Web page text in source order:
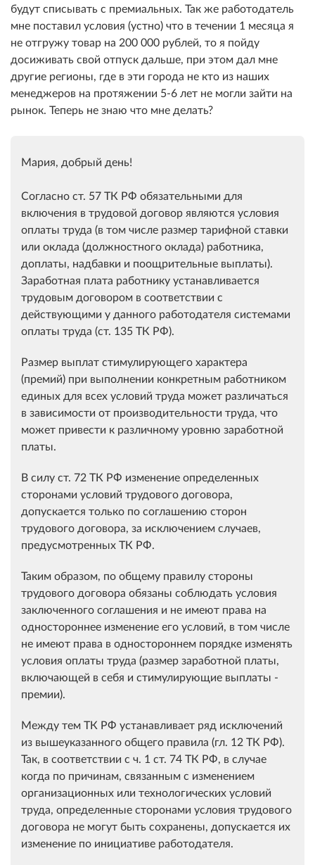
будут списывать с премиальных. Так же работодатель
мне поставил условия (устно) что в течении 1 месяца я
не отгружу товар на 200 000 рублей, то я пойду
досиживать свой отпуск дальше, при этом дал мне
другие регионы, где в эти города не кто из наших
менеджеров на протяжении 5-6 лет не могли зайти на
рынок. Теперь не знаю что мне делать?
Мария, добрый день!
Согласно ст. 57 ТК РФ обязательными для
включения в трудовой договор являются условия
оплаты труда (в том числе размер тарифной ставки
или оклада (должностного оклада) работника,
доплаты, надбавки и поощрительные выплаты).
Заработная плата работнику устанавливается
трудовым договором в соответствии с
действующими у данного работодателя системами
оплаты труда (ст. 135 ТК РФ).
Размер выплат стимулирующего характера
(премий) при выполнении конкретным работником
единых для всех условий труда может различаться
в зависимости от производительности труда, что
может привести к различному уровню заработной
платы.
В силу ст. 72 ТК РФ изменение определенных
сторонами условий трудового договора,
допускается только по соглашению сторон
трудового договора, за исключением случаев,
предусмотренных ТК РФ.
Таким образом, по общему правилу стороны
трудового договора обязаны соблюдать условия
заключенного соглашения и не имеют права на
одностороннее изменение его условий, в том числе
не имеют права в одностороннем порядке изменять
условия оплаты труда (размер заработной платы,
включающей в себя и стимулирующие выплаты -
премии).
Между тем ТК РФ устанавливает ряд исключений
из вышеуказанного общего правила (гл. 12 ТК РФ).
Так, в соответствии с ч. 1 ст. 74 ТК РФ, в случае
когда по причинам, связанным с изменением
организационных или технологических условий
труда, определенные сторонами условия трудового
договора не могут быть сохранены, допускается их
изменение по инициативе работодателя.